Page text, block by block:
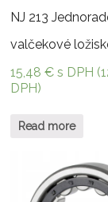
NJ 213
valčekové
15,48€ s DPH (
DPH)
Read more